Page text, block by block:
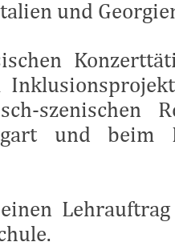
und
und beim